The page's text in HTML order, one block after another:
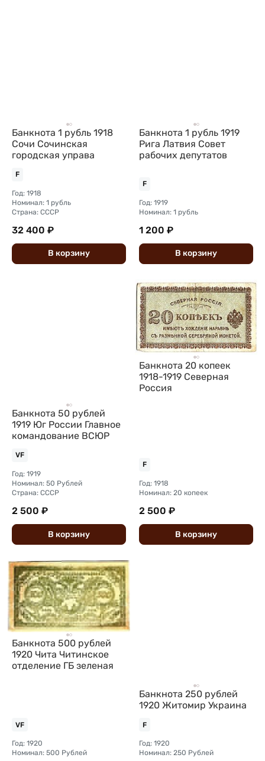
Банкнота 1 рубль 1918
Сочи Сочинская
городская управа
F
Год: 1918
Номинал: 1 рубль
Страна: СССР
32 400 ₽
В корзину
Банкнота 1 рубль 1919
Рига Латвия Совет
рабочих депутатов
F
Год: 1919
Номинал: 1 рубль
1 200 ₽
В корзину
Банкнота 50 рублей
1919 Юг России Главное
командование ВСЮР
VF
Год: 1919
Номинал: 50 Рублей
Страна: СССР
2 500 ₽
В корзину
Банкнота 20 копеек
1918-1919 Северная
Россия
F
Год: 1918
Номинал: 20 копеек
2 500 ₽
В корзину
Банкнота 500 рублей
1920 Чита Читинское
отделение ГБ зеленая
VF
Год: 1920
Номинал: 500 Рублей
Банкнота 250 рублей
1920 Житомир Украина
F
Год: 1920
Номинал: 250 Рублей